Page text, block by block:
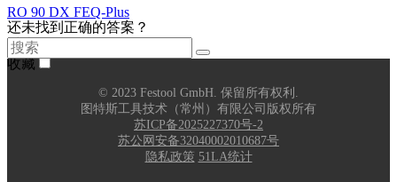
RO 90 DX FEQ-Plus
对比
收藏
还未找到正确的答案？
© 2023 Festool GmbH. 保留所有权利.
图特斯工具技术（常州）有限公司版权所有
苏ICP备2025227370号-2
苏公网安备32040002010687号
隐私政策 51LA统计